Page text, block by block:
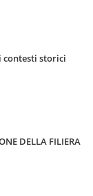
contesti storici
DELLA FILIERA